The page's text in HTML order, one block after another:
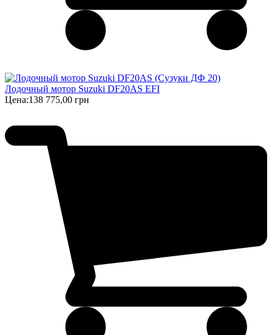
Лодочный мотор Suzuki DF20AS EFI
Цена:138 775,00 грн